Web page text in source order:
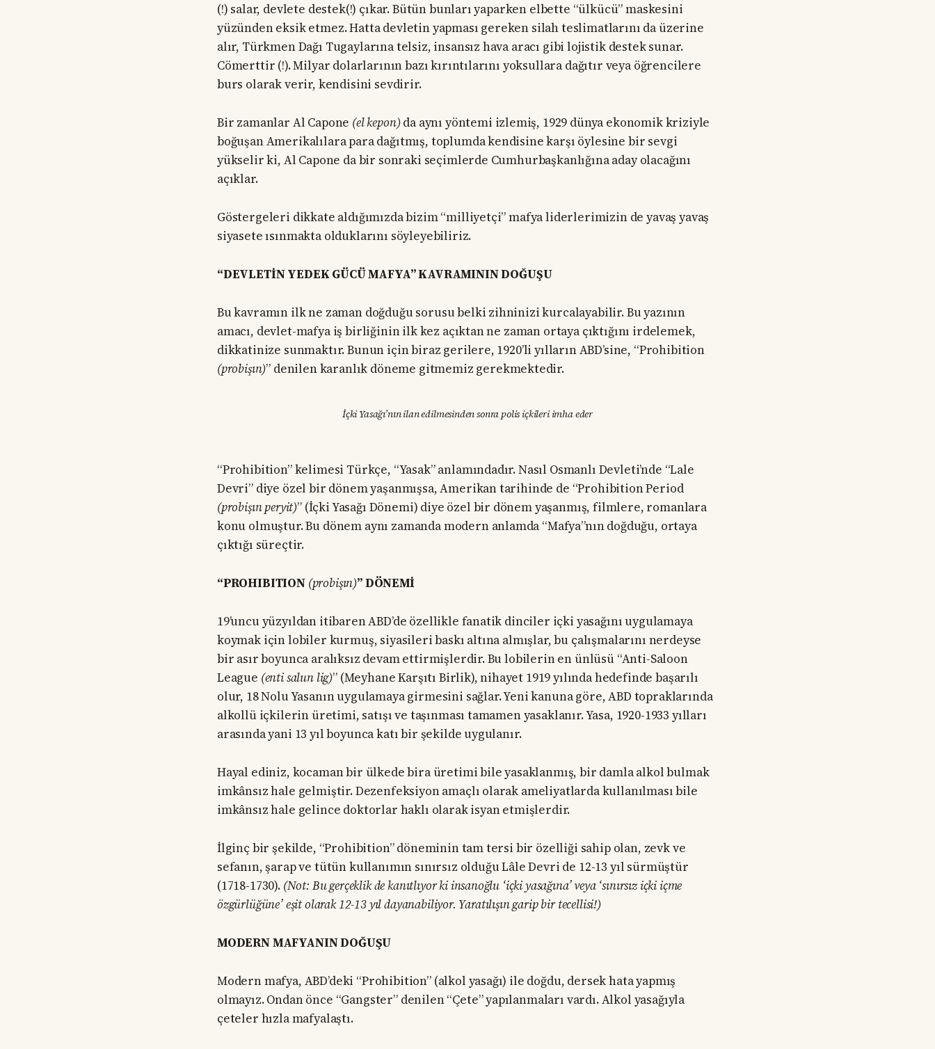
(!) salar, devlete destek(!) çıkar. Bütün bunları yaparken elbette “ülkücü” maskesini
yüzünden eksik etmez. Hatta devletin yapması gereken silah teslimatlarını da üzerine
alır, Türkmen Dağı Tugaylarına telsiz, insansız hava aracı gibi lojistik destek sunar.
Cömerttir (!). Milyar dolarlarının bazı kırıntılarını yoksullara dağıtır veya öğrencilere
burs olarak verir, kendisini sevdirir.
Bir zamanlar Al Capone (el kepon)da aynı yöntemi izlemiş, 1929 dünya ekonomik kriziyle
boğuşan Amerikalılara para dağıtmış, toplumda kendisine karşı öylesine bir sevgi
yükselir ki, Al Capone da bir sonraki seçimlerde Cumhurbaşkanlığına aday olacağını
açıklar.
Göstergeleri dikkate aldığımızda bizim “milliyetçi” mafya liderlerimizin de yavaş yavaş
siyasete ısınmakta olduklarını söyleyebiliriz.
“DEVLETİN YEDEK GÜCÜ MAFYA” KAVRAMININ DOĞUŞU
Bu kavramın ilk ne zaman doğduğu sorusu belki zihninizi kurcalayabilir. Bu yazının
amacı, devlet-mafya iş birliğinin ilk kez açıktan ne zaman ortaya çıktığını irdelemek,
dikkatinize sunmaktır. Bunun için biraz gerilere, 1920’li yılların ABD’sine, “Prohibition
(probişın)” denilen karanlık döneme gitmemiz gerekmektedir.
İçki Yasağı’nın ilan edilmesinden sonra polis içkileri imha eder
“Prohibition” kelimesi Türkçe, “Yasak” anlamındadır. Nasıl Osmanlı Devleti’nde “Lale
Devri” diye özel bir dönem yaşanmışsa, Amerikan tarihinde de “Prohibition Period
(probişın peryit)” (İçki Yasağı Dönemi) diye özel bir dönem yaşanmış, filmlere, romanlara
konu olmuştur. Bu dönem aynı zamanda modern anlamda “Mafya”nın doğduğu, ortaya
çıktığı süreçtir.
“PROHIBITION (probişın)” DÖNEMİ
19’uncu yüzyıldan itibaren ABD’de özellikle fanatik dinciler içki yasağını uygulamaya
koymak için lobiler kurmuş, siyasileri baskı altına almışlar, bu çalışmalarını nerdeyse
bir asır boyunca aralıksız devam ettirmişlerdir. Bu lobilerin en ünlüsü “Anti-Saloon
League (enti salun lig)” (Meyhane Karşıtı Birlik), nihayet 1919 yılında hedefinde başarılı
olur, 18 Nolu Yasanın uygulamaya girmesini sağlar. Yeni kanuna göre, ABD topraklarında
alkollü içkilerin üretimi, satışı ve taşınması tamamen yasaklanır. Yasa, 1920-1933 yılları
arasında yani 13 yıl boyunca katı bir şekilde uygulanır.
Hayal ediniz, kocaman bir ülkede bira üretimi bile yasaklanmış, bir damla alkol bulmak
imkânsız hale gelmiştir. Dezenfeksiyon amaçlı olarak ameliyatlarda kullanılması bile
imkânsız hale gelince doktorlar haklı olarak isyan etmişlerdir.
İlginç bir şekilde, “Prohibition” döneminin tam tersi bir özelliği sahip olan, zevk ve
sefanın, şarap ve tütün kullanımın sınırsız olduğu Lâle Devri de 12-13 yıl sürmüştür
(1718-1730). (Not: Bu gerçeklik de kanıtlıyor ki insanoğlu ‘içki yasağına’ veya ‘sınırsız içki içme
özgürlüğüne’ eşit olarak 12-13 yıl dayanabiliyor. Yaratılışın garip bir tecellisi!)
MODERN MAFYANIN DOĞUŞU
Modern mafya, ABD’deki “Prohibition” (alkol yasağı) ile doğdu, dersek hata yapmış
olmayız. Ondan önce “Gangster” denilen “Çete” yapılanmaları vardı. Alkol yasağıyla
çeteler hızla mafyalaştı.